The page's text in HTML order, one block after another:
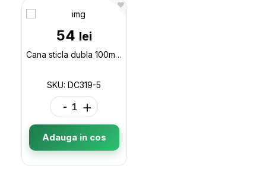
54 lei
Cana sticla dubla 100ml DC319-5
SKU: DC319-5
- +
Adauga in cos